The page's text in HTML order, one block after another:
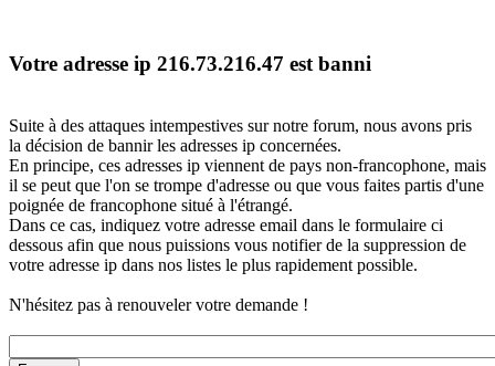
Votre adresse ip 216.73.216.47 est banni
Suite à des attaques intempestives sur notre forum, nous avons pris
la décision de bannir les adresses ip concernées.
En principe, ces adresses ip viennent de pays non-francophone, mais
il se peut que l'on se trompe d'adresse ou que vous faites partis d'une
poignée de francophone situé à l'étrangé.
Dans ce cas, indiquez votre adresse email dans le formulaire ci
dessous afin que nous puissions vous notifier de la suppression de
votre adresse ip dans nos listes le plus rapidement possible.
N'hésitez pas à renouveler votre demande !